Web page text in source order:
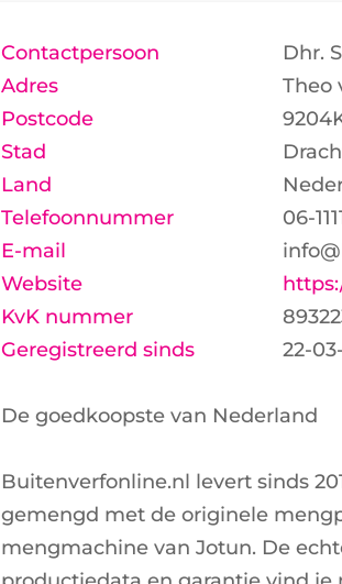
Contactpersoon
Dhr.
Adres
Theo
Postcode
Stad
Land
Telefoonnummer
06-
E-mail
Website
KvK nummer
Geregistreerd sinds
22-
De goedkoopste van Nederland
Buitenverfonline.nl levert sinds
gemengd met de originele
mengmachine van Jotun. De